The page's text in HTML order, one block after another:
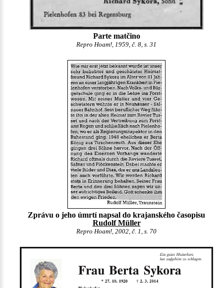
Parte matčino
Repro Hoam!, 1959, č. 8, s. 31
Zprávu o jeho úmrtí napsal do krajanského časopisu
Rudolf Müller
Repro Hoam!, 2002, č. 1, s. 70